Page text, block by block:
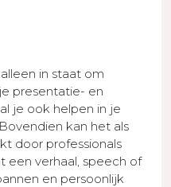
in staat om
presentatie- en
je ook helpen in je
kan het als
door professionals
een verhaal, speech of
en persoonlijk